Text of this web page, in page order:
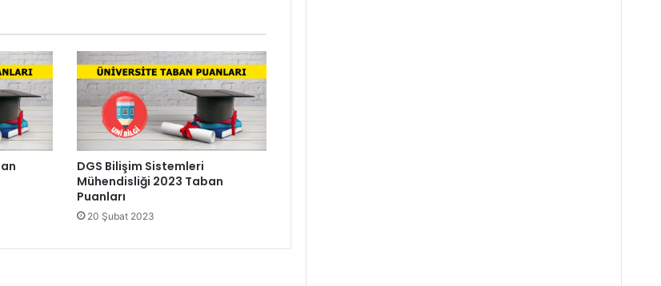
DGS Bilişim Sistemleri
Mühendisliği 2023 Taban
Puanları
20 Şubat 2023